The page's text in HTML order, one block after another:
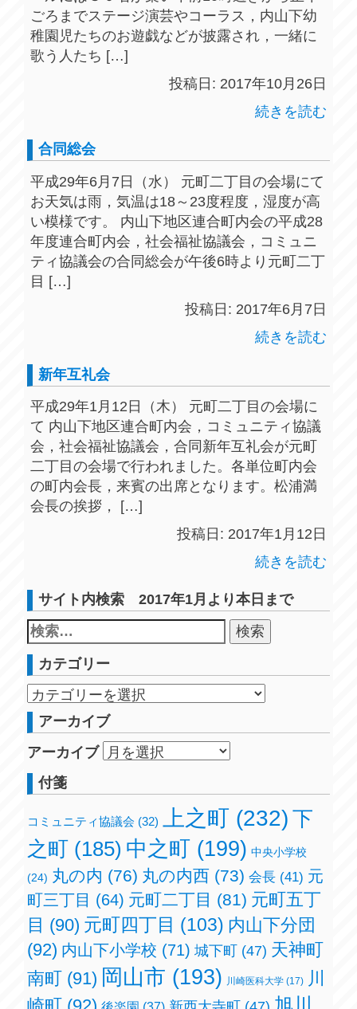
ごろまでステージ演芸やコーラス，内山下幼
稚園児たちのお遊戯などが披露され，一緒に
歌う人たち […]
投稿日: 2017年10月26日
続きを読む
合同総会
平成29年6月7日（水） 元町二丁目の会場にて
お天気は雨，気温は18～23度程度，湿度が高
い模様です。 内山下地区連合町内会の平成28
年度連合町内会，社会福祉協議会，コミュニ
ティ協議会の合同総会が午後6時より元町二丁
目 […]
投稿日: 2017年6月7日
続きを読む
新年互礼会
平成29年1月12日（木） 元町二丁目の会場に
て 内山下地区連合町内会，コミュニティ協議
会，社会福祉協議会，合同新年互礼会が元町
二丁目の会場で行われました。各単位町内会
の町内会長，来賓の出席となります。松浦満
会長の挨拶， […]
投稿日: 2017年1月12日
続きを読む
サイト内検索 2017年1月より本日まで
カテゴリー
アーカイブ
アーカイブ
付箋
コミュニティ協議会 (32) 上之町(232) 下
之町(185) 中之町(199) 中央小学校
(24) 丸の内 (76) 丸の内西(73) 会長(41) 元
町三丁目 (64) 元町二丁目 (81) 元町五丁
目 (90) 元町四丁目 (103) 内山下分団
(92) 内山下小学校 (71) 城下町(47) 天神町
南町(91) 岡山市 (193) 川崎医科大学(17)
川